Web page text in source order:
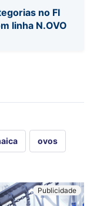
no FI
linha N.OVO
ovos